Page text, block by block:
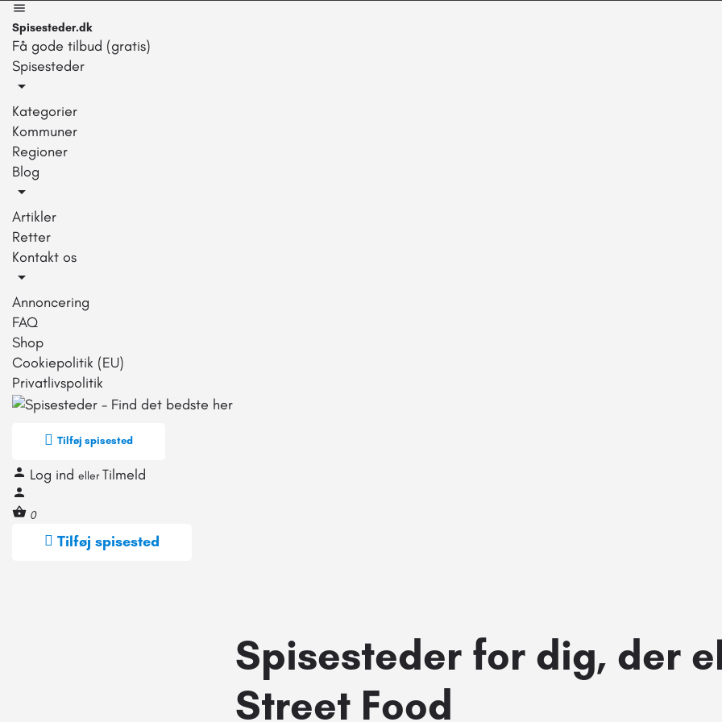
Spisesteder.dk
Få gode tilbud (gratis)
Spisesteder
Kategorier
Kommuner
Regioner
Blog
Artikler
Retter
Kontakt os
Annoncering
FAQ
Shop
Cookiepolitik (EU)
Privatlivspolitik
Tilføj spisested
Log ind eller Tilmeld
0
Tilføj spisested
Spisesteder for dig, der
Street Food